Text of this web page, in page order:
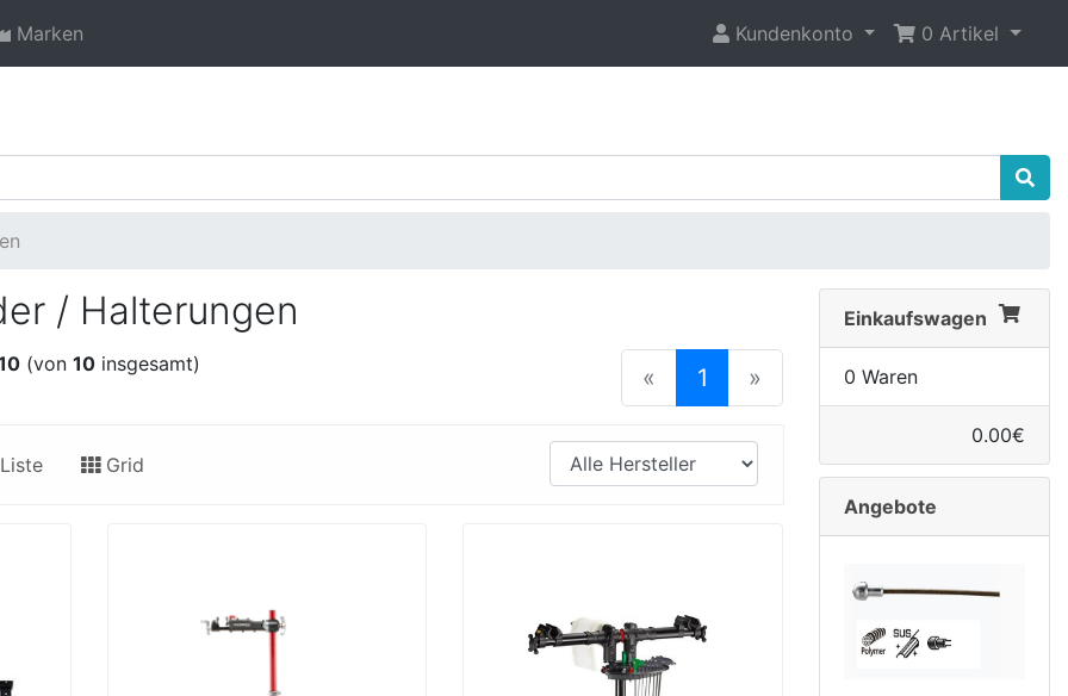
Marken Kundenkonto 0 Artikel
/ Halterungen
(von 10 insgesamt) « 1 (current)
»
Grid
Einkaufswagen
0 Waren
0.00€
Angebote